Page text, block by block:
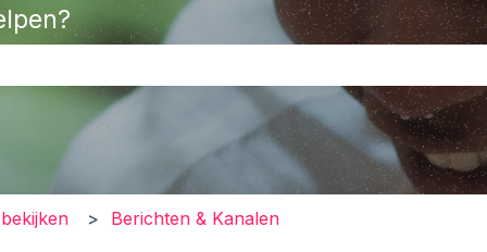
is leeg.
Berichten & Kanalen